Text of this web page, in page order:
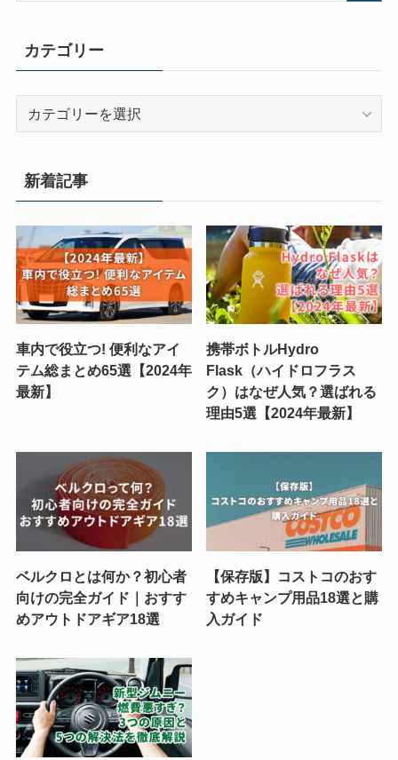
カテゴリー
リ
ー
新着記事
車内で役立つ! 便利なアイ
テム総まとめ65選【2024年
最新】
携帯ボトルHydro
Flask（ハイドロフラス
ク）はなぜ人気？選ばれる
理由5選【2024年最新】
ベルクロとは何か？初心者
向けの完全ガイド｜おすす
めアウトドアギア18選
【保存版】コストコのおす
すめキャンプ用品18選と購
入ガイド